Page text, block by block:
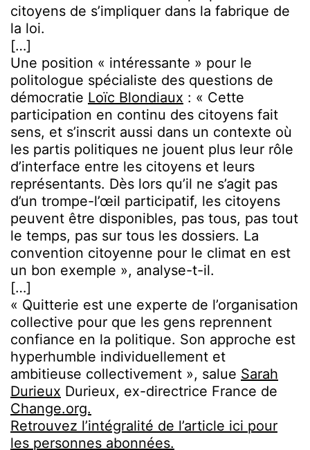
citoyens de s’impliquer dans la fabrique de
la loi.
[…]
Une position « intéressante » pour le
politologue spécialiste des questions de
démocratie Loïc Blondiaux : « Cette
participation en continu des citoyens fait
sens, et s’inscrit aussi dans un contexte où
les partis politiques ne jouent plus leur rôle
d’interface entre les citoyens et leurs
représentants. Dès lors qu’il ne s’agit pas
d’un trompe-l’œil participatif, les citoyens
peuvent être disponibles, pas tous, pas tout
le temps, pas sur tous les dossiers. La
convention citoyenne pour le climat en est
un bon exemple », analyse-t-il.
[…]
« Quitterie est une experte de l’organisation
collective pour que les gens reprennent
confiance en la politique. Son approche est
hyperhumble individuellement et
ambitieuse collectivement », salue Sarah
Durieux Durieux, ex-directrice France de
Change.org.
Retrouvez l’intégralité de l’article ici pour
les personnes abonnées.